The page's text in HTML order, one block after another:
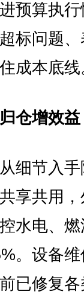
预算执
标问题
成本底线
仓增效益
节入手
享共用
水电、
。设备
已修复